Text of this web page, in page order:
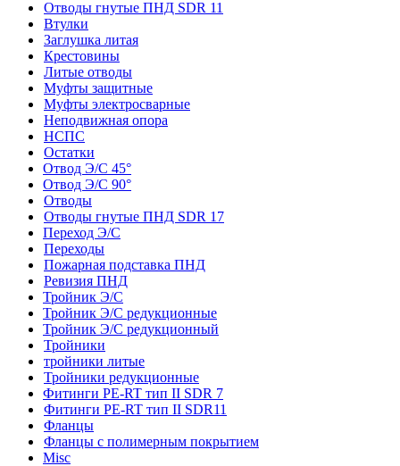
Отводы гнутые ПНД SDR 11
Втулки
Заглушка литая
Крестовины
Литые отводы
Муфты защитные
Муфты электросварные
Неподвижная опора
НСПС
Остатки
Отвод Э/С 45°
Отвод Э/С 90°
Отводы
Отводы гнутые ПНД SDR 17
Переход Э/С
Переходы
Пожарная подставка ПНД
Ревизия ПНД
Тройник Э/С
Тройник Э/С редукционные
Тройник Э/С редукционный
Тройники
тройники литые
Тройники редукционные
Фитинги PE-RT тип II SDR 7
Фитинги PE-RT тип II SDR11
Фланцы
Фланцы с полимерным покрытием
Misc